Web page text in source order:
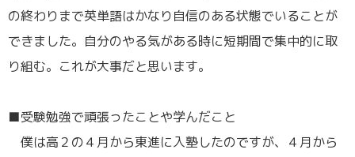
の終わりまで英単語はかなり自信のある状態でいることが
できました。自分のやる気がある時に短期間で集中的に取
り組む。これが大事だと思います。
■受験勉強で頑張ったことや学んだこと
僕は高２の４月から東進に入塾したのですが、４月から